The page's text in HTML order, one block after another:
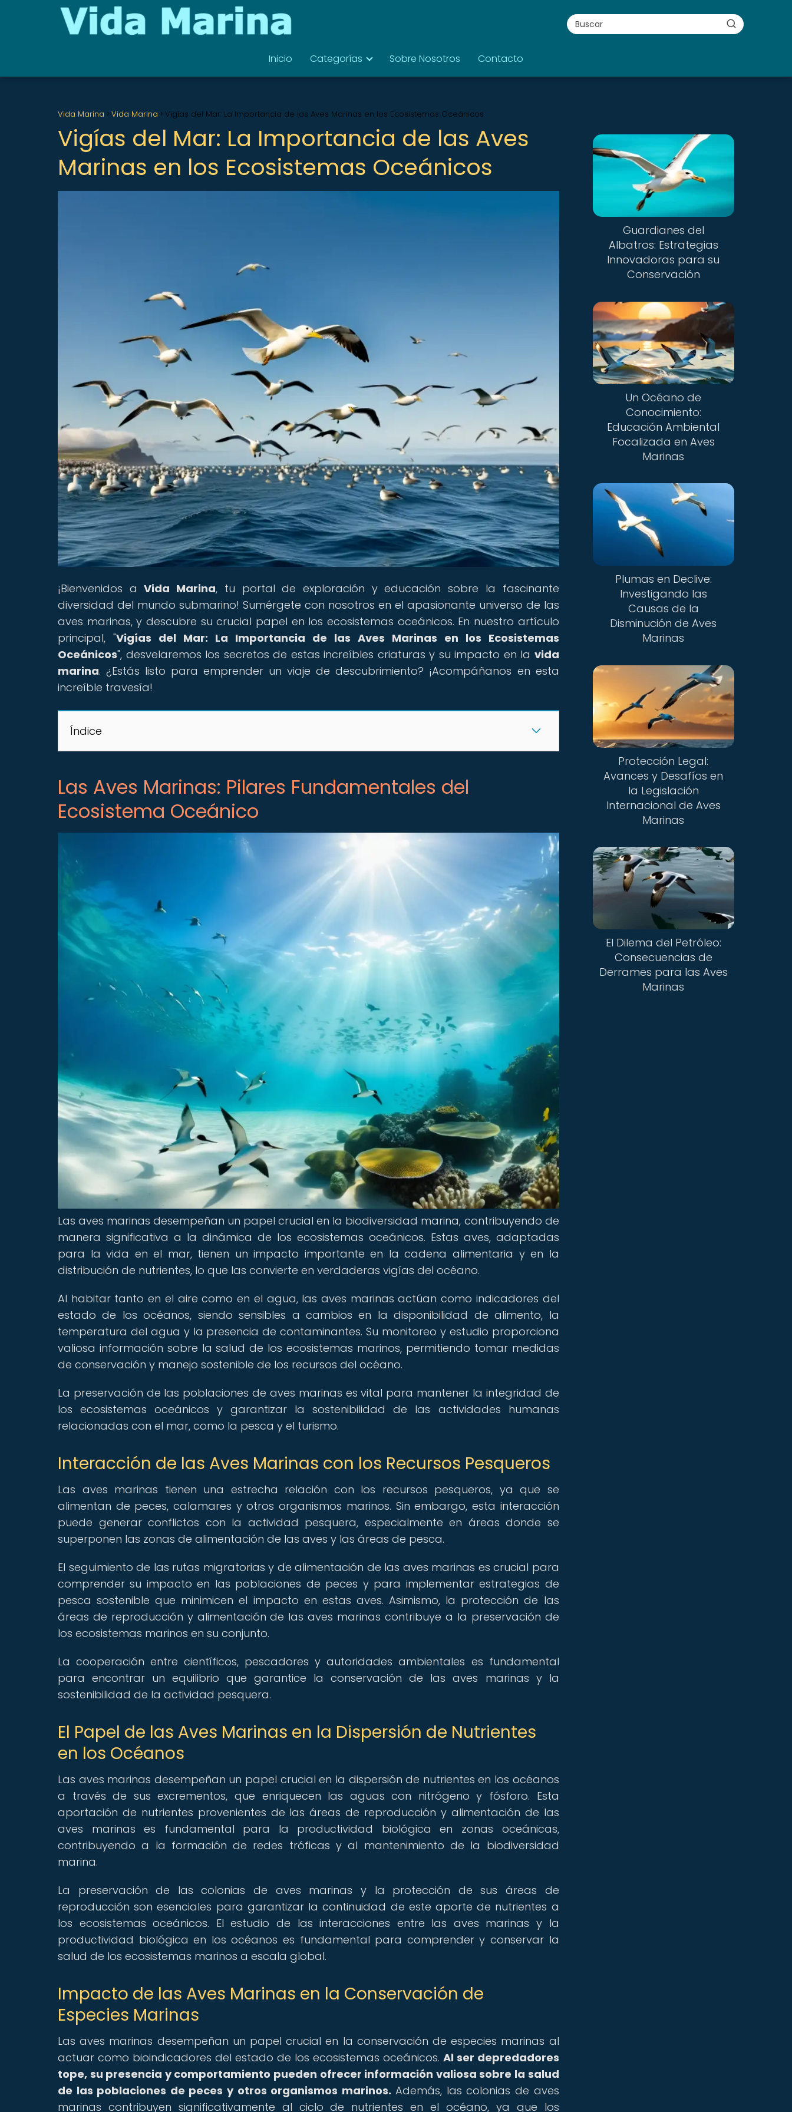
Inicio Categorías Sobre Nosotros Contacto
Vida Marina Vida Marina Vigías del Mar: La Importancia de las Aves Marinas en los Ecosistemas Oceánicos
Vigías del Mar: La Importancia de las Aves
Marinas en los Ecosistemas Oceánicos
¡Bienvenidos aVida Marina, tu portal de exploración y educación sobre la fascinante
diversidad del mundo submarino! Sumérgete con nosotros en el apasionante universo de las
aves marinas, y descubre su crucial papel en los ecosistemas oceánicos. En nuestro artículo
principal, "Vigías del Mar: La Importancia de las Aves Marinas en los Ecosistemas
Oceánicos", desvelaremos los secretos de estas increíbles criaturas y su impacto en la vida
marina. ¿Estás listo para emprender un viaje de descubrimiento? ¡Acompáñanos en esta
increíble travesía!
Índice
Las Aves Marinas: Pilares Fundamentales del
Ecosistema Oceánico
Las aves marinas desempeñan un papel crucial en la biodiversidad marina, contribuyendo de
manera significativa a la dinámica de los ecosistemas oceánicos. Estas aves, adaptadas
para la vida en el mar, tienen un impacto importante en la cadena alimentaria y en la
distribución de nutrientes, lo que las convierte en verdaderas vigías del océano.
Al habitar tanto en el aire como en el agua, las aves marinas actúan como indicadores del
estado de los océanos, siendo sensibles a cambios en la disponibilidad de alimento, la
temperatura del agua y la presencia de contaminantes. Su monitoreo y estudio proporciona
valiosa información sobre la salud de los ecosistemas marinos, permitiendo tomar medidas
de conservación y manejo sostenible de los recursos del océano.
La preservación de las poblaciones de aves marinas es vital para mantener la integridad de
los ecosistemas oceánicos y garantizar la sostenibilidad de las actividades humanas
relacionadas con el mar, como la pesca y el turismo.
Interacción de las Aves Marinas con los Recursos Pesqueros
Las aves marinas tienen una estrecha relación con los recursos pesqueros, ya que se
alimentan de peces, calamares y otros organismos marinos. Sin embargo, esta interacción
puede generar conflictos con la actividad pesquera, especialmente en áreas donde se
superponen las zonas de alimentación de las aves y las áreas de pesca.
El seguimiento de las rutas migratorias y de alimentación de las aves marinas es crucial para
comprender su impacto en las poblaciones de peces y para implementar estrategias de
pesca sostenible que minimicen el impacto en estas aves. Asimismo, la protección de las
áreas de reproducción y alimentación de las aves marinas contribuye a la preservación de
los ecosistemas marinos en su conjunto.
La cooperación entre científicos, pescadores y autoridades ambientales es fundamental
para encontrar un equilibrio que garantice la conservación de las aves marinas y la
sostenibilidad de la actividad pesquera.
El Papel de las Aves Marinas en la Dispersión de Nutrientes
en los Océanos
Las aves marinas desempeñan un papel crucial en la dispersión de nutrientes en los océanos
a través de sus excrementos, que enriquecen las aguas con nitrógeno y fósforo. Esta
aportación de nutrientes provenientes de las áreas de reproducción y alimentación de las
aves marinas es fundamental para la productividad biológica en zonas oceánicas,
contribuyendo a la formación de redes tróficas y al mantenimiento de la biodiversidad
marina.
La preservación de las colonias de aves marinas y la protección de sus áreas de
reproducción son esenciales para garantizar la continuidad de este aporte de nutrientes a
los ecosistemas oceánicos. El estudio de las interacciones entre las aves marinas y la
productividad biológica en los océanos es fundamental para comprender y conservar la
salud de los ecosistemas marinos a escala global.
Impacto de las Aves Marinas en la Conservación de
Especies Marinas
Las aves marinas desempeñan un papel crucial en la conservación de especies marinas al
actuar como bioindicadores del estado de los ecosistemas oceánicos. Al ser depredadores
tope, su presencia y comportamiento pueden ofrecer información valiosa sobre la salud
de las poblaciones de peces y otros organismos marinos. Además, las colonias de aves
marinas contribuyen significativamente al ciclo de nutrientes en el océano, ya que los
Guardianes del
Albatros: Estrategias
Innovadoras para su
Conservación
Un Océano de
Conocimiento:
Educación Ambiental
Focalizada en Aves
Marinas
Plumas en Declive:
Investigando las
Causas de la
Disminución de Aves
Marinas
Protección Legal:
Avances y Desafíos en
la Legislación
Internacional de Aves
Marinas
El Dilema del Petróleo:
Consecuencias de
Derrames para las Aves
Marinas